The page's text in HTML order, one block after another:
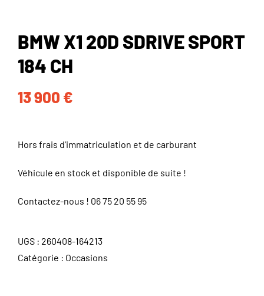
BMW X1 20D SDRIVE SPORT
184 CH
13 900 €
Hors frais d’immatriculation et de carburant
Véhicule en stock et disponible de suite !
Contactez-nous ! 06 75 20 55 95
UGS : 260408-164213
Catégorie : Occasions